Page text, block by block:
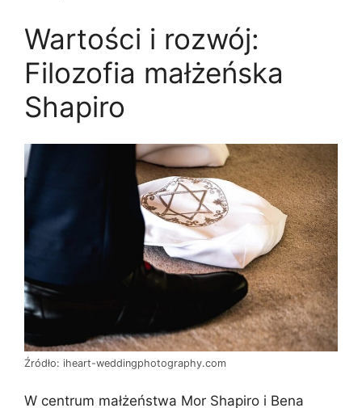
Wartości i rozwój:
Filozofia małżeńska
Shapiro
Źródło: iheart-weddingphotography.com
W centrum małżeństwa Mor Shapiro i Bena